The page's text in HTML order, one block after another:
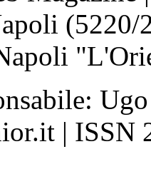
| ISSN